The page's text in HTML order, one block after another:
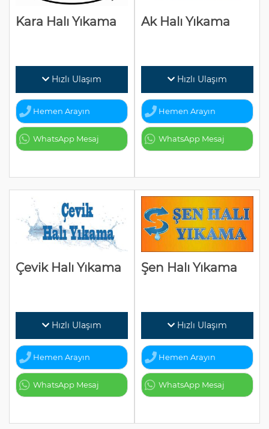
Kara Halı Yıkama
Hızlı Ulaşım
Hemen Arayın
WhatsApp Mesaj
Ak Halı Yıkama
Hızlı Ulaşım
Hemen Arayın
WhatsApp Mesaj
Çevik Halı Yıkama
Hızlı Ulaşım
Hemen Arayın
WhatsApp Mesaj
Şen Halı Yıkama
Hızlı Ulaşım
Hemen Arayın
WhatsApp Mesaj